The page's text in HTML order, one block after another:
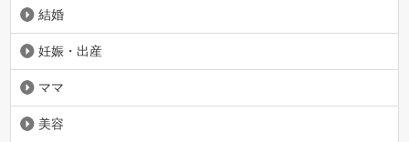
結婚
妊娠・出産
ママ
美容